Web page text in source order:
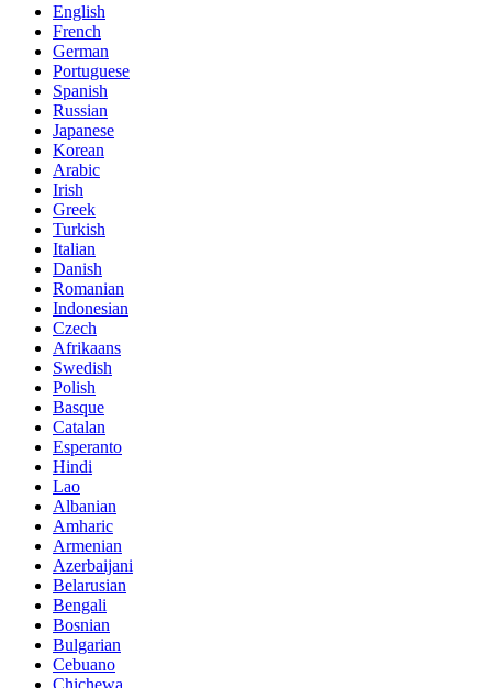
English
French
German
Portuguese
Spanish
Russian
Japanese
Korean
Arabic
Irish
Greek
Turkish
Italian
Danish
Romanian
Indonesian
Czech
Afrikaans
Swedish
Polish
Basque
Catalan
Esperanto
Hindi
Lao
Albanian
Amharic
Armenian
Azerbaijani
Belarusian
Bengali
Bosnian
Bulgarian
Cebuano
Chichewa